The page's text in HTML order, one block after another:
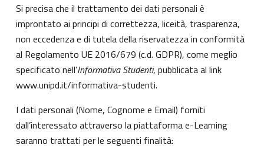
Si precisa che il trattamento dei dati personali è
improntato ai principi di correttezza, liceità, trasparenza,
non eccedenza e di tutela della riservatezza in conformità
al Regolamento UE 2016/679 (c.d. GDPR), come meglio
specificato nell’Informativa Studenti, pubblicata al link
www.unipd.it/informativa-studenti.
I dati personali (Nome, Cognome e Email) forniti
dall’interessato attraverso la piattaforma e-Learning
saranno trattati per le seguenti finalità: